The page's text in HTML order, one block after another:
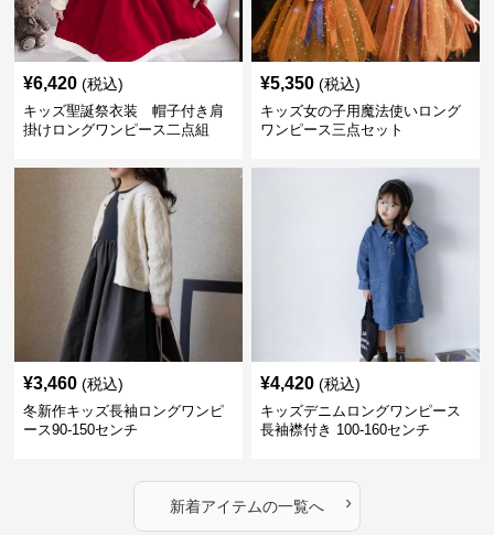
¥6,420 (税込)
キッズ聖誕祭衣装 帽子付き肩
掛けロングワンピース二点組
¥5,350 (税込)
キッズ女の子用魔法使いロング
ワンピース三点セット
¥3,460 (税込)
冬新作キッズ長袖ロングワンピ
ース90-150センチ
¥4,420 (税込)
キッズデニムロングワンピース
長袖襟付き 100-160センチ
新着アイテムの一覧へ ›